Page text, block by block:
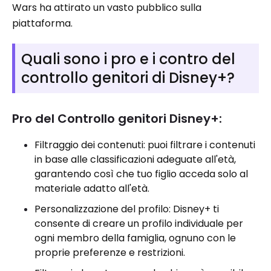
Wars ha attirato un vasto pubblico sulla
piattaforma.
Quali sono i pro e i contro del
controllo genitori di Disney+?
Pro del Controllo genitori Disney+:
Filtraggio dei contenuti: puoi filtrare i contenuti
in base alle classificazioni adeguate all'età,
garantendo così che tuo figlio acceda solo al
materiale adatto all'età.
Personalizzazione del profilo: Disney+ ti
consente di creare un profilo individuale per
ogni membro della famiglia, ognuno con le
proprie preferenze e restrizioni.